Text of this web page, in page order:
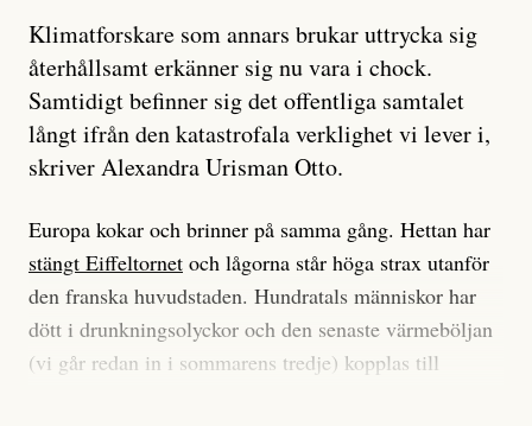
Klimatforskare som annars brukar uttrycka sig
återhållsamt erkänner sig nu vara i chock.
Samtidigt befinner sig det offentliga samtalet
långt ifrån den katastrofala verklighet vi lever i,
skriver Alexandra Urisman Otto.
Europa kokar och brinner på samma gång. Hettan har
stängt Eiffeltornet och lågorna står höga strax utanför
den franska huvudstaden. Hundratals människor har
dött i drunkningsolyckor och den senaste värmeböljan
(vi går redan in i sommarens tredje) kopplas till